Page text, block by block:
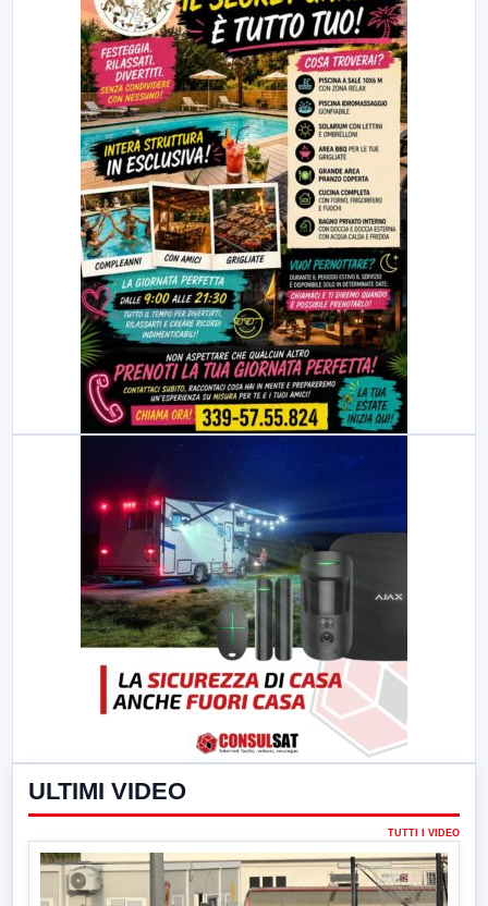
ULTIMI VIDEO
TUTTI I VIDEO